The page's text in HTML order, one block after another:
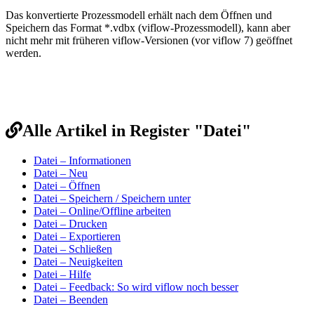
Das konvertierte Prozessmodell erhält nach dem Öffnen und
Speichern das Format *.vdbx (viflow-Prozessmodell), kann aber
nicht mehr mit früheren viflow-Versionen (vor viflow 7) geöffnet
werden.
Alle Artikel in Register "Datei"
Datei – Informationen
Datei – Neu
Datei – Öffnen
Datei – Speichern / Speichern unter
Datei – Online/Offline arbeiten
Datei – Drucken
Datei – Exportieren
Datei – Schließen
Datei – Neuigkeiten
Datei – Hilfe
Datei – Feedback: So wird viflow noch besser
Datei – Beenden